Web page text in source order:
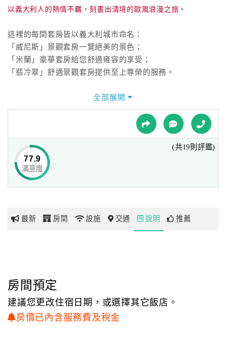
色
民
宿
球
網
玩
地
圖
顧
以義大利人的熱情不羈，刻畫出清境的歐風浪漫之旅。
這裡的每間套房皆以義大利城市命名：
「威尼斯」景觀套房一覽絕美的景色；
「米蘭」豪華套房給您舒適雍容的享受；
「翡冷翠」舒適景觀套房提供至上尊榮的服務。
大廳石牆上，威尼斯嘉年華的華麗面具，
濃郁的異國情調，吟唱出水都小舟的月色音符；
火堆驅走夜晚的寒意，也溫暖旅人的心；
隨意灑落陽台的溫暖日光，領著床邊紗幔輕舞。
我在清境的義大利，開啟生命中的美好時光。
君士坦丁堡
珠澄色的牆垣在蒼藍的天空下迸發出迷人的色調，
而垂墜式帷幔的那一邊是波光粼粼的碧湖，
最奢華、頂級的貴族假期，唯在君士坦丁堡。
全部展開
77.9
滿意度
(共19則評鑑)
最新 房間 設施 交通 說明 推薦
房間預定
建議您更改住宿日期，或選擇其它飯店。
房價已內含服務費及稅金